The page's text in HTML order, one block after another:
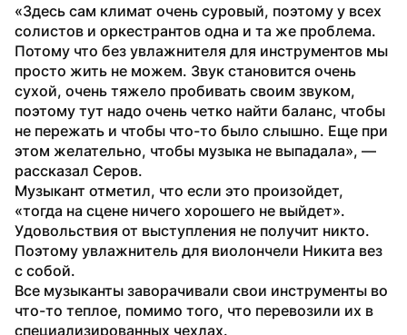
«Здесь сам климат очень суровый, поэтому у всех
солистов и оркестрантов одна и та же проблема.
Потому что без увлажнителя для инструментов мы
просто жить не можем. Звук становится очень
сухой, очень тяжело пробивать своим звуком,
поэтому тут надо очень четко найти баланс, чтобы
не пережать и чтобы что-то было слышно. Еще при
этом желательно, чтобы музыка не выпадала», —
рассказал Серов.
Музыкант отметил, что если это произойдет,
«тогда на сцене ничего хорошего не выйдет».
Удовольствия от выступления не получит никто.
Поэтому увлажнитель для виолончели Никита вез
с собой.
Все музыканты заворачивали свои инструменты во
что-то теплое, помимо того, что перевозили их в
специализированных чехлах.